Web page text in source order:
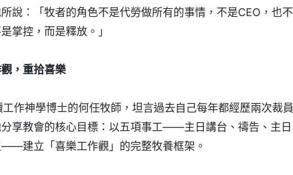
說：「牧者的角色不是代勞做所有的事情，不是CEO，也不
掌控，而是釋放。」
，重拾喜樂
作神學博士的何任牧師，坦言過去自己每年都經歷兩次裁員
享教會的核心目標：以五項事工——主日講台、禱告、主日
建立「喜樂工作觀」的完整牧養框架。